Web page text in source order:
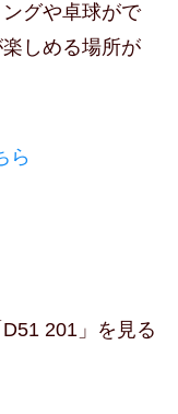
グや卓球がで
しめる場所が
ら
201」を見る